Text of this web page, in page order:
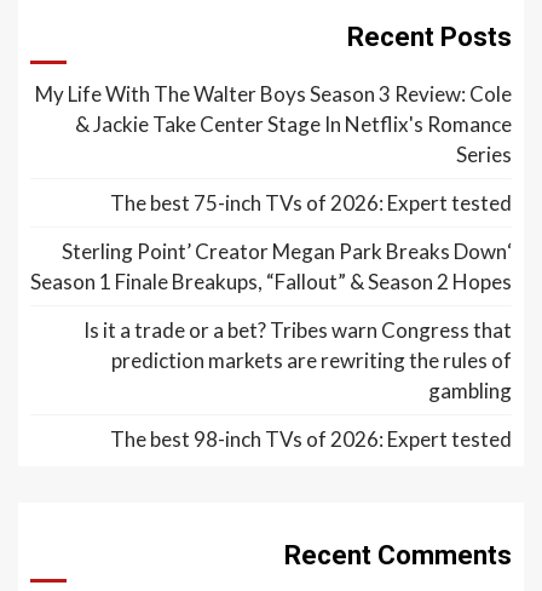
Recent Posts
My Life With The Walter Boys Season 3 Review: Cole
& Jackie Take Center Stage In Netflix's Romance
Series
The best 75-inch TVs of 2026: Expert tested
‘Sterling Point’ Creator Megan Park Breaks Down
Season 1 Finale Breakups, “Fallout” & Season 2 Hopes
Is it a trade or a bet? Tribes warn Congress that
prediction markets are rewriting the rules of
gambling
The best 98-inch TVs of 2026: Expert tested
Recent Comments